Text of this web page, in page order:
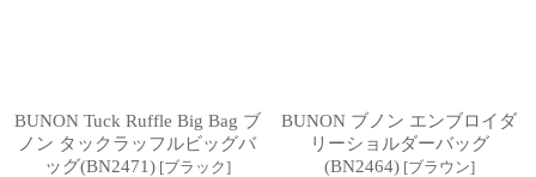
BUNON Tuck Ruffle Big Bag ブ
ノン タックラッフルビッグバ
ッグ(BN2471) [ブラック]
BUNON ブノン エンブロイダ
リーショルダーバッグ
(BN2464) [ブラウン]